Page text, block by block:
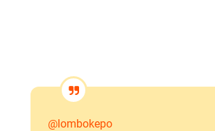
@lombokepo